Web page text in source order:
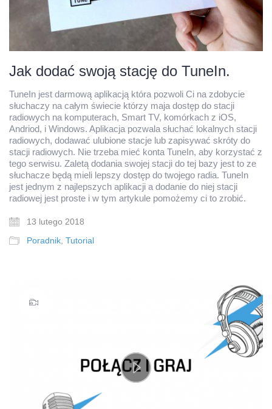
Jak dodać swoją stację do TuneIn.
TuneIn jest darmową aplikacją która pozwoli Ci na zdobycie
słuchaczy na całym świecie którzy maja dostęp do stacji
radiowych na komputerach, Smart TV, komórkach z iOS,
Andriod, i Windows. Aplikacja pozwala słuchać lokalnych stacji
radiowych, dodawać ulubione stacje lub zapisywać skróty do
stacji radiowych. Nie trzeba mieć konta TuneIn, aby korzystać z
tego serwisu. Zaletą dodania swojej stacji do tej bazy jest to ze
słuchacze będą mieli lepszy dostęp do twojego radia. TuneIn
jest jednym z najlepszych aplikacji a dodanie do niej stacji
radiowej jest proste i w tym artykule pomożemy ci to zrobić.
13 lutego 2018
Poradnik, Tutorial
Play
Video